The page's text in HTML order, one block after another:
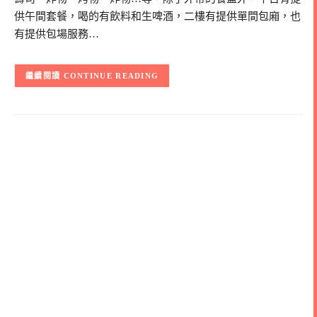
供午間套餐，喝的有飲料和生啤酒，二樓有提供單間包廂，也
有提供包場服務…
CONTINUE READING